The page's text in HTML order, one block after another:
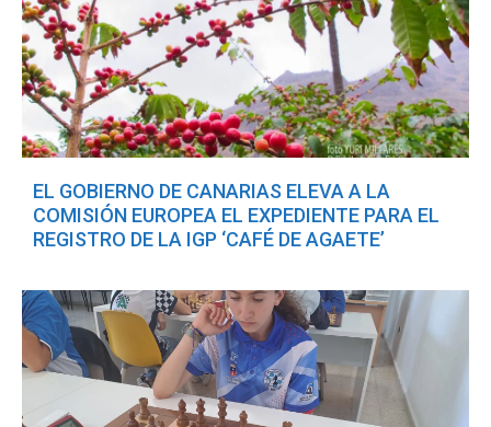
EL GOBIERNO DE CANARIAS ELEVA A LA
COMISIÓN EUROPEA EL EXPEDIENTE PARA EL
REGISTRO DE LA IGP ‘CAFÉ DE AGAETE’